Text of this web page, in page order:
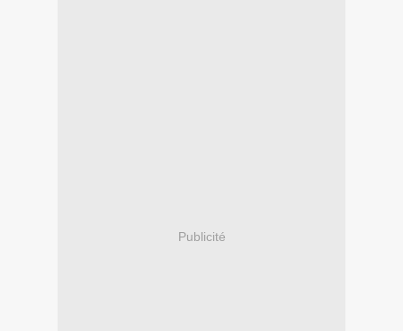
Publicité